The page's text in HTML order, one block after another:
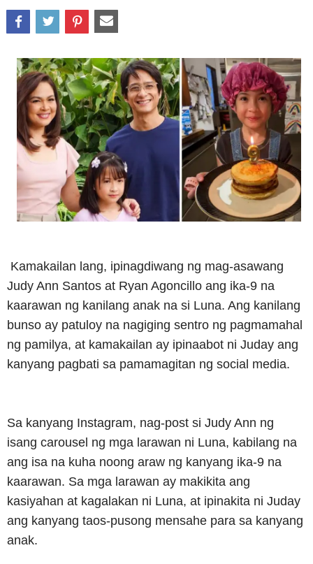
Kamakailan lang, ipinagdiwang ng mag-asawang
Judy Ann Santos at Ryan Agoncillo ang ika-9 na
kaarawan ng kanilang anak na si Luna. Ang kanilang
bunso ay patuloy na nagiging sentro ng pagmamahal
ng pamilya, at kamakailan ay ipinaabot ni Juday ang
kanyang pagbati sa pamamagitan ng social media.
Sa kanyang Instagram, nag-post si Judy Ann ng
isang carousel ng mga larawan ni Luna, kabilang na
ang isa na kuha noong araw ng kanyang ika-9 na
kaarawan. Sa mga larawan ay makikita ang
kasiyahan at kagalakan ni Luna, at ipinakita ni Juday
ang kanyang taos-pusong mensahe para sa kanyang
anak.